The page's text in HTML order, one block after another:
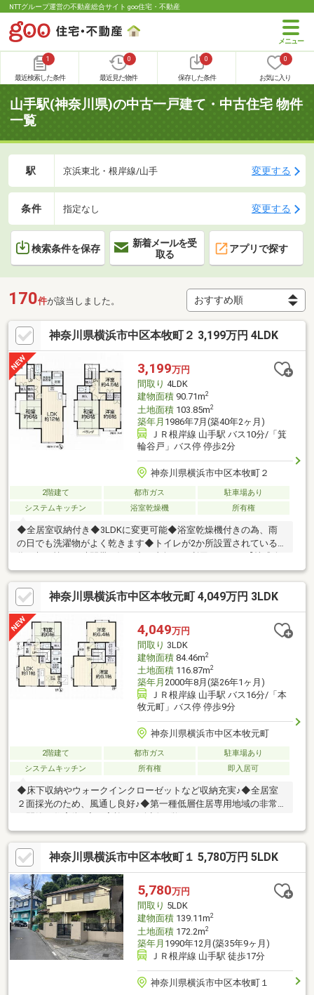
NTTグループ運営の不動産総合サイト goo住宅・不動産
1
最近検索した条件
0
最近見た物件
0
保存した条件
0
お気に入り
山手駅(神奈川県)の中古一戸建て・中古住宅 物件
一覧
駅 京浜東北・根岸線/山手 変更する
条件 指定なし 変更する
検索条件を保存
新着メールを受
取る
アプリで探す
170件が該当しました。
神奈川県横浜市中区本牧町２ 3,199万円 4LDK
3,199万円
間取り 4LDK
建物面積90.71m2
土地面積103.85m2
築年月 1986年7月(築40年2ヶ月)
ＪＲ根岸線 山手駅 バス10分/「箕
輪谷戸」バス停 停歩2分
神奈川県横浜市中区本牧町２
2階建て 都市ガス
駐車場あり
システムキッチン
浴室乾燥機 所有権
◆全居室収納付き◆3LDKに変更可能◆浴室乾燥機付きの為、雨
の日でも洗濯物がよく乾きます◆トイレが2か所設置されている
社リビングライフ】創業35年の信頼で未公開情報多数のリビング
ライフがご紹介します。宅建士×FP×住宅ローンアドバイザーの資
格を併せ持つ『ライフ・エキスパート・プランナー』がお客様の
老後も見据えたライフプランを無料作成。お気軽にご相談下さ
い！☆物件のお問合せは〈0120-554-077〉☆
神奈川県横浜市中区本牧元町 4,049万円 3LDK
4,049万円
間取り 3LDK
建物面積84.46m2
土地面積116.87m2
築年月 2000年8月(築26年1ヶ月)
ＪＲ根岸線 山手駅 バス16分/「本
牧元町」バス停 停歩9分
神奈川県横浜市中区本牧元町
2階建て 都市ガス
駐車場あり
システムキッチン
所有権 即入居可
◆床下収納やウォークインクローゼットなど収納充実♪◆全居室
２面採光のため、風通し良好♪◆第一種低層住居専用地域の非常
♪【株式会社リビングライフ】創業35年の信頼で未公開情報多数
のリビングライフがご紹介します。宅建士×FP×住宅ローンアドバ
イザーの資格を併せ持つ『ライフ・エキスパート・プランナー』
がお客様の老後も見据えたライフプランを無料作成。お気軽にご
相談下さい！☆物件のお問合せは〈0120-554-077〉☆
神奈川県横浜市中区本牧町１ 5,780万円 5LDK
5,780万円
間取り 5LDK
建物面積139.11m2
土地面積172.2m2
築年月 1990年12月(築35年9ヶ月)
ＪＲ根岸線 山手駅 徒歩17分
神奈川県横浜市中区本牧町１